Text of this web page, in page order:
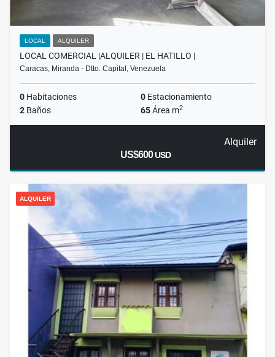
LOCAL ALQUILER
LOCAL COMERCIAL |ALQUILER | EL HATILLO |
Caracas, Miranda - Dtto. Capital, Venezuela
0 Habitaciones 0 Estacionamiento
2 Baños 65Área m2
Alquiler
US$600USD
ALQUILER